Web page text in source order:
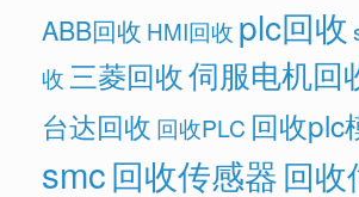
ABB回收 HMI回收 plc回收
收 三菱回收伺服电机回
台达回收 回收PLC 回收plc
smc回收传感器回收